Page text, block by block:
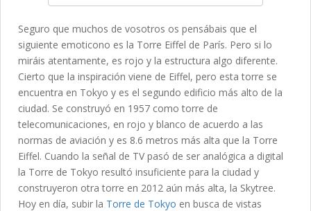
Seguro que muchos de vosotros os pensábais que el
siguiente emoticono es la Torre Eiffel de París. Pero si lo
miráis atentamente, es rojo y la estructura algo diferente.
Cierto que la inspiración viene de Eiffel, pero esta torre se
encuentra en Tokyo y es el segundo edificio más alto de la
ciudad. Se construyó en 1957 como torre de
telecomunicaciones, en rojo y blanco de acuerdo a las
normas de aviación y es 8.6 metros más alta que la Torre
Eiffel. Cuando la señal de TV pasó de ser analógica a digital
la Torre de Tokyo resultó insuficiente para la ciudad y
construyeron otra torre en 2012 aún más alta, la Skytree.
Hoy en día, subir la Torre de Tokyo en busca de vistas